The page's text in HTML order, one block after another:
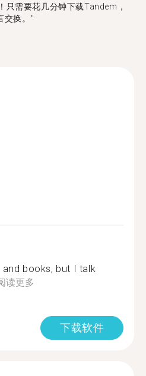
只需要花几分钟下载Tandem，
交换。"
and books, but I talk
读更多
下载软件